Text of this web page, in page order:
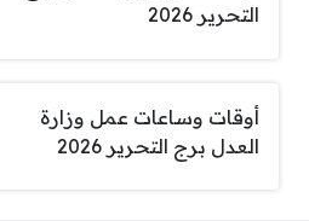
التحرير 2026
أوقات وساعات عمل وزارة
العدل برج التحرير 2026